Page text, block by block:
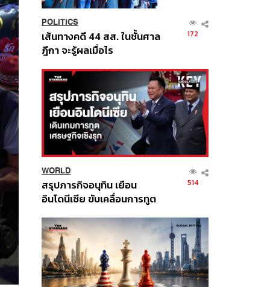
POLITICS
เส้นทางคดี 44 สส. ในชั้นศาล
ฎีกา จะรู้ผลเมื่อไร
172
WORLD
สรุปภารกิจอนุทิน เยือน
อินโดนีเซีย ขับเคลื่อนการทูต
ส่วนยุทธศาสตร์ไทย –
อินโดนีเซีย
514